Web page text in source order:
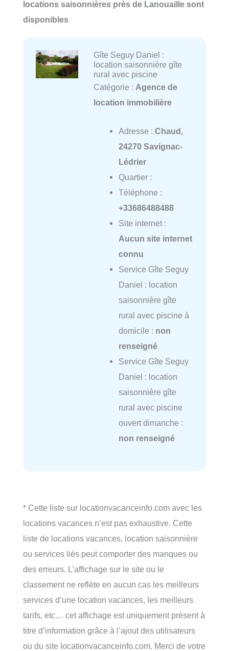
locations saisonnières près de Lanouaille sont
disponibles
Gîte Seguy Daniel :
location saisonnière gîte
rural avec piscine
Catégorie : Agence de
location immobilière
Adresse : Chaud,
24270 Savignac-
Lédrier
Quartier :
Téléphone :
+33686488488
Site internet :
Aucun site internet
connu
Service Gîte Seguy
Daniel : location
saisonnière gîte
rural avec piscine à
domicile : non
renseigné
Service Gîte Seguy
Daniel : location
saisonnière gîte
rural avec piscine
ouvert dimanche :
non renseigné
* Cette liste sur locationvacanceinfo.com avec les
locations vacances n’est pas exhaustive. Cette
liste de locations vacances, location saisonnière
ou services liés peut comporter des manques ou
des erreurs. L’affichage sur le site ou le
classement ne reflète en aucun cas les meilleurs
services d’une location vacances, les meilleurs
tarifs, etc… cet affichage est uniquement présent à
titre d’information grâce à l’ajout des utilisateurs
ou du site locationvacanceinfo.com. Merci de votre